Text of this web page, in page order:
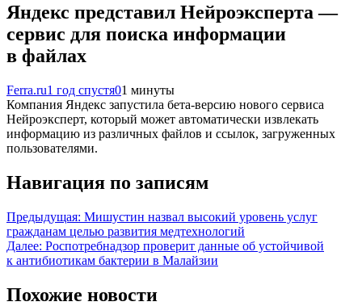
Яндекс представил Нейроэксперта —
сервис для поиска информации
в файлах
Ferra.ru1 год спустя01 минуты
Компания Яндекс запустила бета-версию нового сервиса
Нейроэксперт, который может автоматически извлекать
информацию из различных файлов и ссылок, загруженных
пользователями.
Навигация по записям
Предыдущая: Мишустин назвал высокий уровень услуг
гражданам целью развития медтехнологий
Далее: Роспотребнадзор проверит данные об устойчивой
к антибиотикам бактерии в Малайзии
Похожие новости